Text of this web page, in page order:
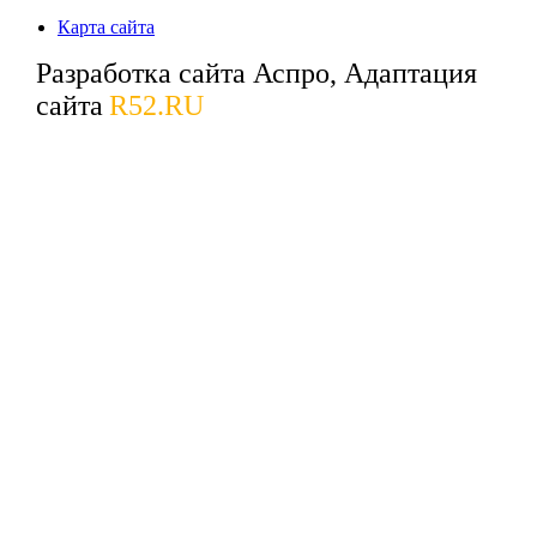
Карта сайта
Разработка сайта Аспро, Адаптация
сайта R52.RU